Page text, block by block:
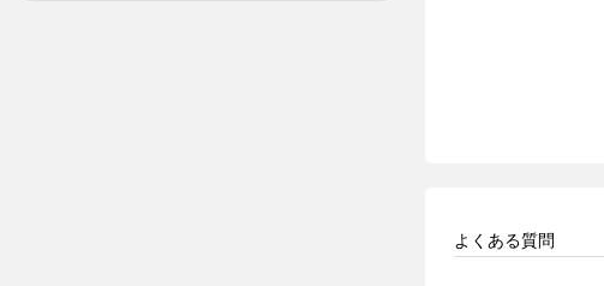
よくある質問